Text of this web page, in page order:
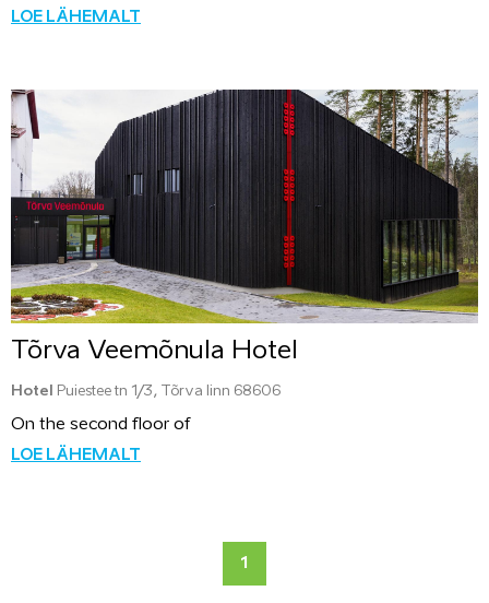
LOE LÄHEMALT
Tõrva Veemõnula Hotel
Hotel Puiestee tn 1/3, Tõrva linn 68606
On the second floor of
LOE LÄHEMALT
1